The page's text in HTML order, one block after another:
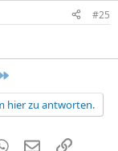
#25
hier zu antworten.
WhatsApp
E-MailLink